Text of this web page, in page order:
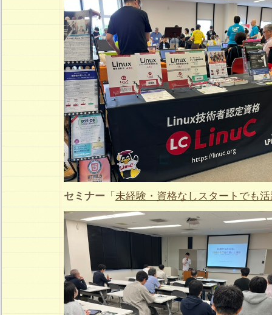
セミナー 「 未経験・資格なしスタートでも